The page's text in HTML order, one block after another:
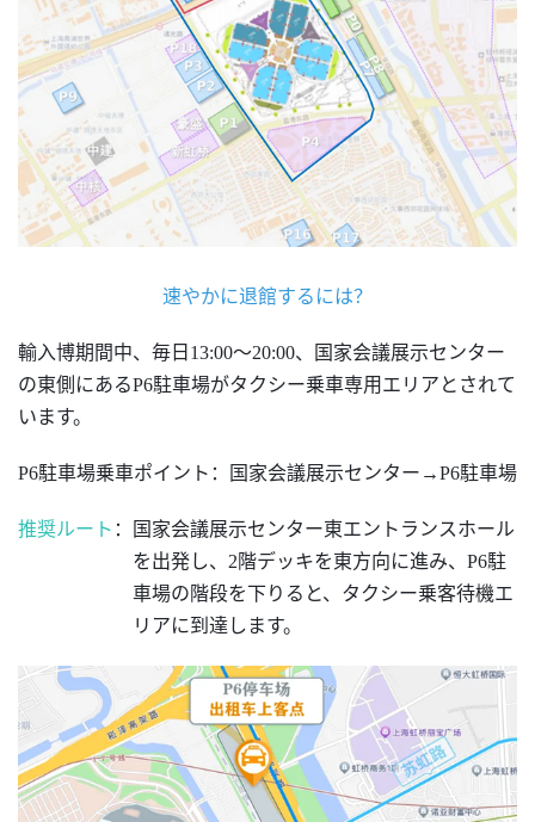
速やかに退館するには？
輸入博期間中、毎日 13:00～20:00、国家会議展示センター
の東側にあるP6駐車場がタクシー乗車専用エリアとされて
います。
P6駐車場乗車ポイント ： 国家会議展示センター →P6駐車場
推奨ルート ：国家会議展示センター東エントランスホール
を出発し、 2階デッキを東方向に進み、P6駐
車場の階段を下りると、タクシー乗客待機エ
リアに到達します。